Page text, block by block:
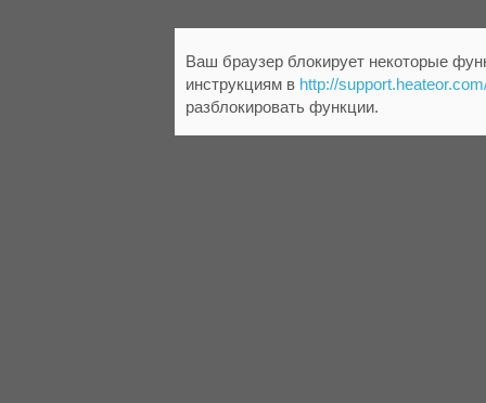
Ваш браузер блокирует некоторые
инструкциям в http://
разблокировать функции.